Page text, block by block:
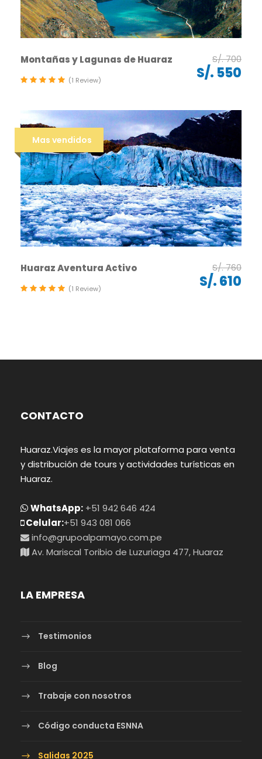
Montañas y Lagunas de Huaraz S/. 700
S/. 550
(1 Review)
Mas vendidos
Huaraz Aventura Activo S/. 760
S/. 610
(1 Review)
CONTACTO
Huaraz.Viajes es la mayor plataforma para venta
y distribución de tours y actividades turísticas en
Huaraz.
WhatsApp: +51 942 646 424
Celular:+51 943 081 066
info@grupoalpamayo.com.pe
Av. Mariscal Toribio de Luzuriaga 477, Huaraz
LA EMPRESA
Testimonios
Blog
Trabaje con nosotros
Código conducta ESNNA
Salidas 2025